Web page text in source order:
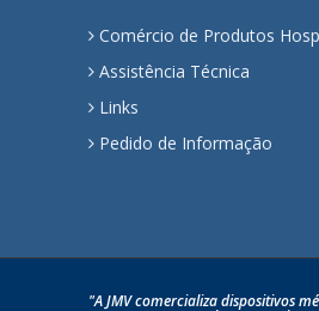
Comércio de Produtos
Assistência Técnica
Links
Pedido de Informação
"A JMV comercializa dispositivos